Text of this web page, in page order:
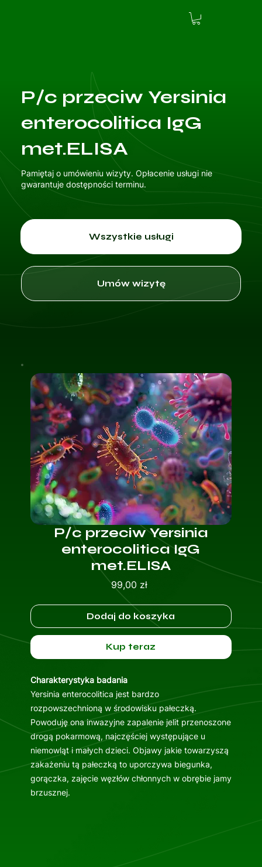
P/c przeciw Yersinia
enterocolitica IgG
met.ELISA
Pamiętaj o umówieniu wizyty. Opłacenie usługi nie
gwarantuje dostępności terminu.
Wszystkie usługi
Umów wizytę
P/c przeciw Yersinia
enterocolitica IgG
met.ELISA
99,00 złCena
Dodaj do koszyka
Kup teraz
Charakterystyka badania
Yersinia enterocolitica jest bardzo
rozpowszechnioną w środowisku pałeczką.
Powoduję ona inwazyjne zapalenie jelit przenoszone
drogą pokarmową, najczęściej występujące u
niemowląt i małych dzieci. Objawy jakie towarzyszą
zakażeniu tą pałeczką to uporczywa biegunka,
gorączka, zajęcie węzłów chłonnych w obrębie jamy
brzusznej.